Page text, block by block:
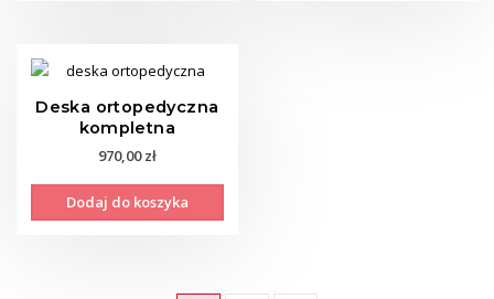
Deska ortopedyczna
kompletna
970,00zł
Dodaj do koszyka